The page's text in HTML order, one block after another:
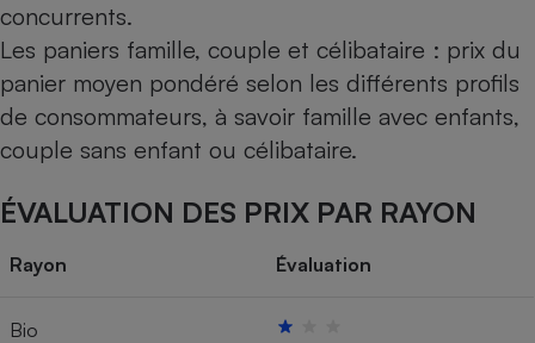
concurrents.
Les paniers famille, couple et célibataire : prix du
panier moyen pondéré selon les différents profils
de consommateurs, à savoir famille avec enfants,
couple sans enfant ou célibataire.
ÉVALUATION DES PRIX PAR RAYON
Rayon Évaluation
Bio